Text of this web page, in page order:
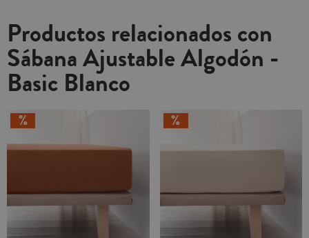
Productos relacionados con
Sábana Ajustable Algodón -
Basic Blanco